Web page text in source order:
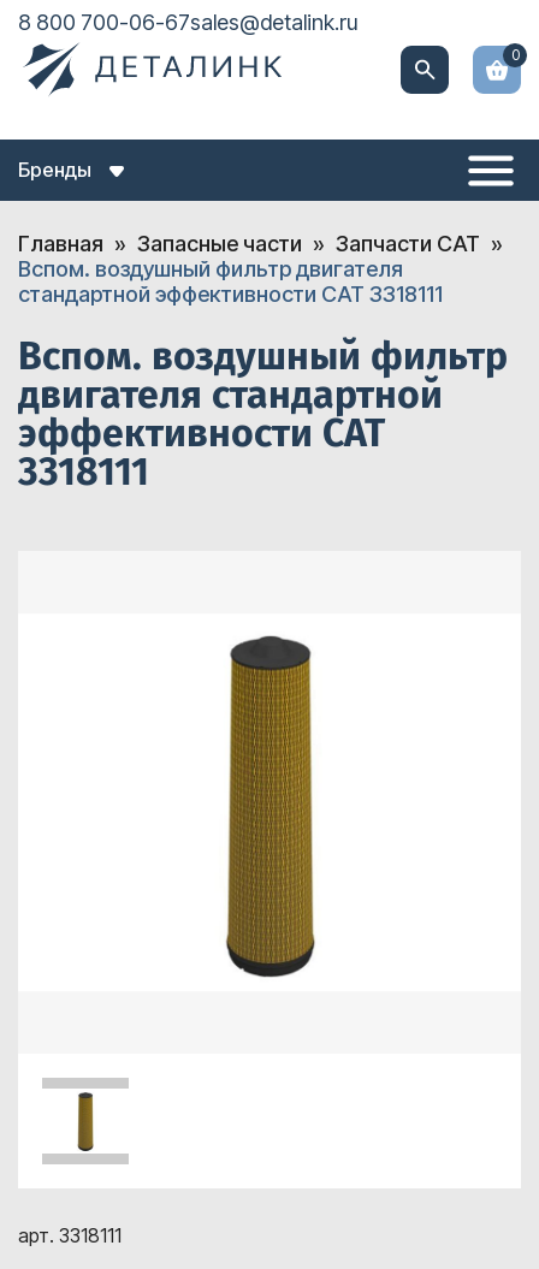
8 800 700-06-67sales@detalink.ru
0
Бренды
Главная Запасные части
Запчасти CAT
Вспом. воздушный фильтр двигателя
стандартной эффективности CAT 3318111
Вспом. воздушный фильтр
двигателя стандартной
эффективности CAT
3318111
арт. 3318111